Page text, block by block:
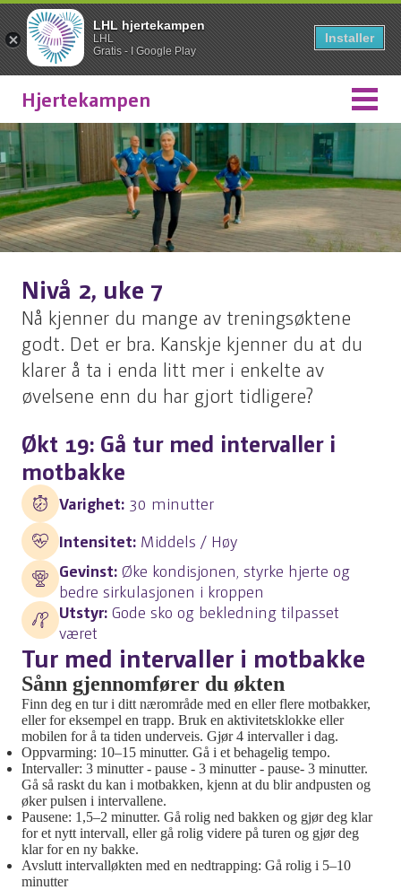
LHL hjertekampen
LHL
Gratis - I Google Play
Installer
Hjertekampen
Nivå 2, uke 7
Nå kjenner du mange av treningsøktene
godt. Det er bra. Kanskje kjenner du at du
klarer å ta i enda litt mer i enkelte av
øvelsene enn du har gjort tidligere?
Økt 19: Gå tur med intervaller i
motbakke
Varighet: 30 minutter
Intensitet: Middels / Høy
Gevinst: Øke kondisjonen, styrke hjerte og
bedre sirkulasjonen i kroppen
Utstyr: Gode sko og bekledning tilpasset
været
Tur med intervaller i motbakke
Sånn gjennomfører du økten
Finn deg en tur i ditt nærområde med en eller flere motbakker,
eller for eksempel en trapp. Bruk en aktivitetsklokke eller
mobilen for å ta tiden underveis. Gjør 4 intervaller i dag.
Oppvarming: 10–15 minutter. Gå i et behagelig tempo.
Intervaller: 3 minutter - pause - 3 minutter - pause- 3 minutter.
Gå så raskt du kan i motbakken, kjenn at du blir andpusten og
øker pulsen i intervallene.
Pausene: 1,5–2 minutter. Gå rolig ned bakken og gjør deg klar
for et nytt intervall, eller gå rolig videre på turen og gjør deg
klar for en ny bakke.
Avslutt intervalløkten med en nedtrapping: Gå rolig i 5–10
minutter